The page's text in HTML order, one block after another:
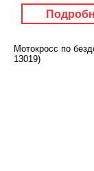
Мотокросс по
13019)